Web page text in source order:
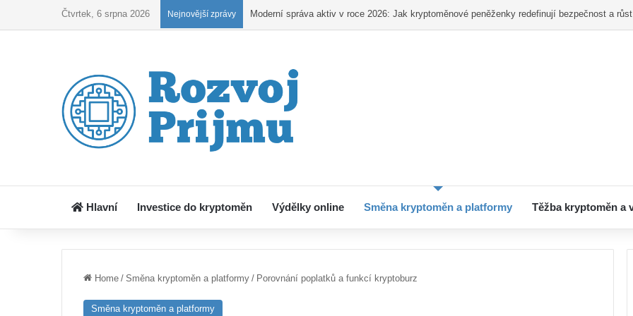
Čtvrtek, 6 srpna 2026 Nejnovější zprávy Kryptoobchodování pro začátečníky – Od registrace po první nákup
Hlavní Investice do kryptoměn Výdělky online Směna kryptoměn a platformy Těžba kryptoměn a
Home / Směna kryptoměn a platformy / Porovnání poplatků a funkcí kryptoburz
Směna kryptoměn a platformy